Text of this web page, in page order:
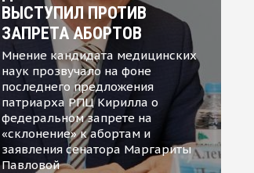
ВЫСТУПИЛ ПРОТИВ
ЗАПРЕТА АБОРТОВ
Мнение кандидата медицинских
наук прозвучало на фоне
последнего предложения
патриарха РПЦ Кирилла о
федеральном запрете на
«склонение» к абортам и
заявления сенатора Маргариты
Павловой